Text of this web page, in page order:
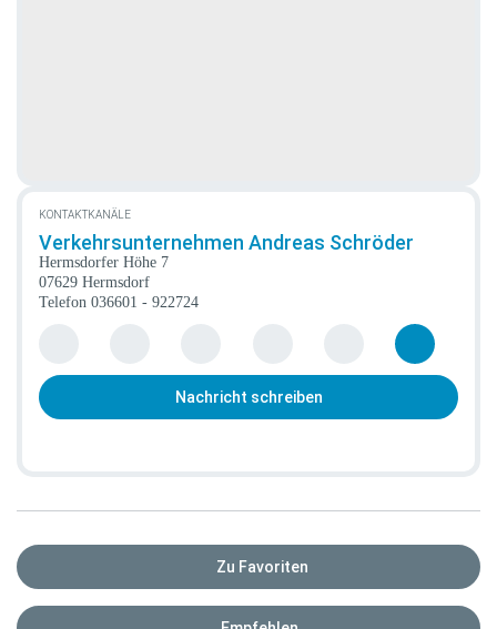
KONTAKTKANÄLE
Verkehrsunternehmen Andreas Schröder
Hermsdorfer Höhe 7
07629 Hermsdorf
Telefon 036601 - 922724
Nachricht schreiben
Zu Favoriten